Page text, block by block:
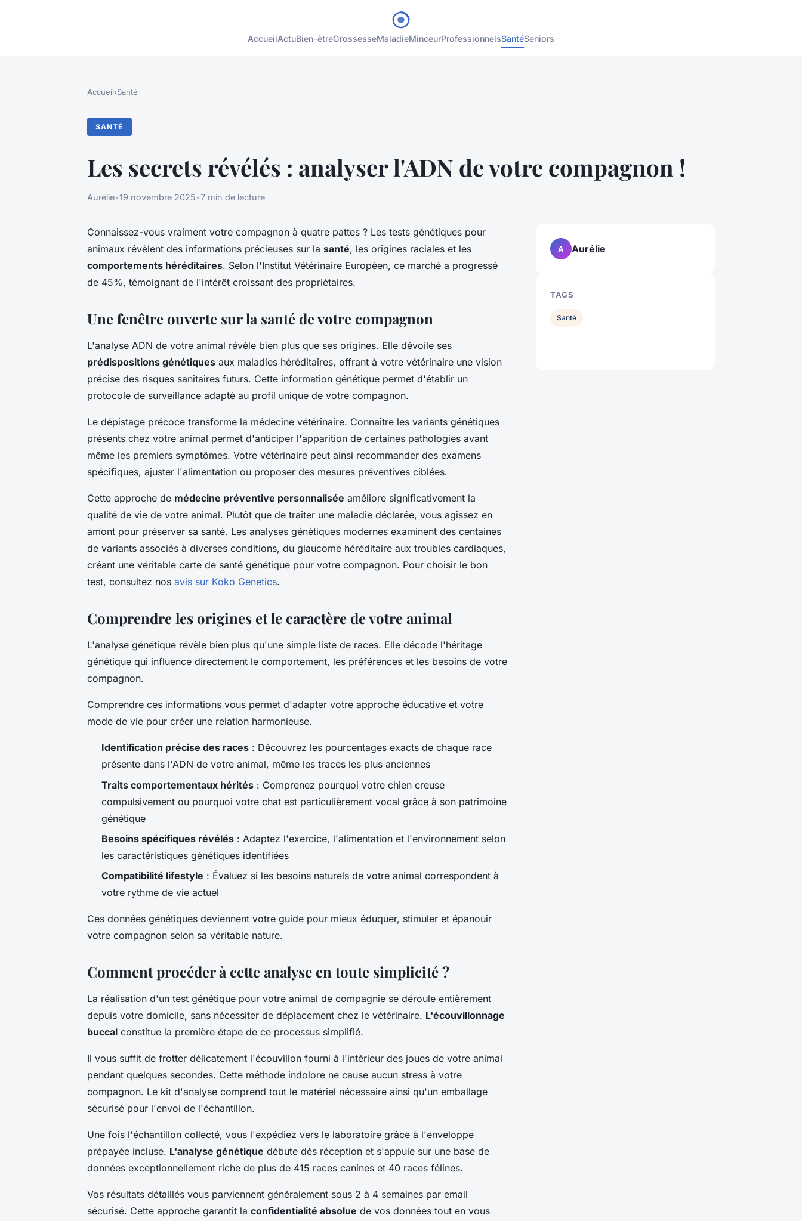
AccueilActuBien-êtreGrossesseMaladieMinceurProfessionnelsSantéSeniors
Accueil›Santé
SANTÉ
Les secrets révélés : analyser l'ADN de votre compagnon !
Aurélie•19 novembre 2025•7 min de lecture
Connaissez-vous vraiment votre compagnon à quatre pattes ? Les tests génétiques pour
animaux révèlent des informations précieuses sur la santé, les origines raciales et les
comportements héréditaires. Selon l'Institut Vétérinaire Européen, ce marché a progressé
de 45%, témoignant de l'intérêt croissant des propriétaires.
Une fenêtre ouverte sur la santé de votre compagnon
L'analyse ADN de votre animal révèle bien plus que ses origines. Elle dévoile ses
prédispositions génétiques aux maladies héréditaires, offrant à votre vétérinaire une vision
précise des risques sanitaires futurs. Cette information génétique permet d'établir un
protocole de surveillance adapté au profil unique de votre compagnon.
Le dépistage précoce transforme la médecine vétérinaire. Connaître les variants génétiques
présents chez votre animal permet d'anticiper l'apparition de certaines pathologies avant
même les premiers symptômes. Votre vétérinaire peut ainsi recommander des examens
spécifiques, ajuster l'alimentation ou proposer des mesures préventives ciblées.
Cette approche de médecine préventive personnalisée améliore significativement la
qualité de vie de votre animal. Plutôt que de traiter une maladie déclarée, vous agissez en
amont pour préserver sa santé. Les analyses génétiques modernes examinent des centaines
de variants associés à diverses conditions, du glaucome héréditaire aux troubles cardiaques,
créant une véritable carte de santé génétique pour votre compagnon. Pour choisir le bon
test, consultez nos avis sur Koko Genetics.
Comprendre les origines et le caractère de votre animal
L'analyse génétique révèle bien plus qu'une simple liste de races. Elle décode l'héritage
génétique qui influence directement le comportement, les préférences et les besoins de votre
compagnon.
Comprendre ces informations vous permet d'adapter votre approche éducative et votre
mode de vie pour créer une relation harmonieuse.
Identification précise des races : Découvrez les pourcentages exacts de chaque race
présente dans l'ADN de votre animal, même les traces les plus anciennes
Traits comportementaux hérités : Comprenez pourquoi votre chien creuse
compulsivement ou pourquoi votre chat est particulièrement vocal grâce à son patrimoine
génétique
Besoins spécifiques révélés : Adaptez l'exercice, l'alimentation et l'environnement selon
les caractéristiques génétiques identifiées
Compatibilité lifestyle : Évaluez si les besoins naturels de votre animal correspondent à
votre rythme de vie actuel
Ces données génétiques deviennent votre guide pour mieux éduquer, stimuler et épanouir
votre compagnon selon sa véritable nature.
Comment procéder à cette analyse en toute simplicité ?
La réalisation d'un test génétique pour votre animal de compagnie se déroule entièrement
depuis votre domicile, sans nécessiter de déplacement chez le vétérinaire. L'écouvillonnage
buccal constitue la première étape de ce processus simplifié.
Il vous suffit de frotter délicatement l'écouvillon fourni à l'intérieur des joues de votre animal
pendant quelques secondes. Cette méthode indolore ne cause aucun stress à votre
compagnon. Le kit d'analyse comprend tout le matériel nécessaire ainsi qu'un emballage
sécurisé pour l'envoi de l'échantillon.
Une fois l'échantillon collecté, vous l'expédiez vers le laboratoire grâce à l'enveloppe
prépayée incluse. L'analyse génétique débute dès réception et s'appuie sur une base de
données exceptionnellement riche de plus de 415 races canines et 40 races félines.
Vos résultats détaillés vous parviennent généralement sous 2 à 4 semaines par email
sécurisé. Cette approche garantit la confidentialité absolue de vos données tout en vous
A Aurélie
TAGS
Santé